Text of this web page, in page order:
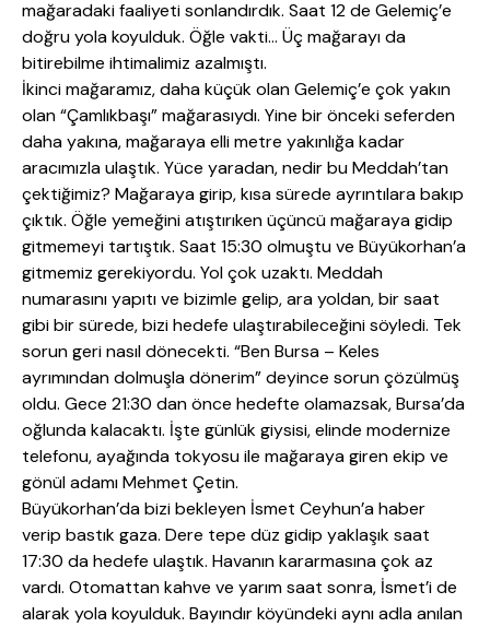
mağaradaki faaliyeti sonlandırdık. Saat 12 de Gelemiç’e
doğru yola koyulduk. Öğle vakti… Üç mağarayı da
bitirebilme ihtimalimiz azalmıştı.
İkinci mağaramız, daha küçük olan Gelemiç’e çok yakın
olan “Çamlıkbaşı” mağarasıydı. Yine bir önceki seferden
daha yakına, mağaraya elli metre yakınlığa kadar
aracımızla ulaştık. Yüce yaradan, nedir bu Meddah’tan
çektiğimiz? Mağaraya girip, kısa sürede ayrıntılara bakıp
çıktık. Öğle yemeğini atıştırıken üçüncü mağaraya gidip
gitmemeyi tartıştık. Saat 15:30 olmuştu ve Büyükorhan’a
gitmemiz gerekiyordu. Yol çok uzaktı. Meddah
numarasını yapıtı ve bizimle gelip, ara yoldan, bir saat
gibi bir sürede, bizi hedefe ulaştırabileceğini söyledi. Tek
sorun geri nasıl dönecekti. “Ben Bursa – Keles
ayrımından dolmuşla dönerim” deyince sorun çözülmüş
oldu. Gece 21:30 dan önce hedefte olamazsak, Bursa’da
oğlunda kalacaktı. İşte günlük giysisi, elinde modernize
telefonu, ayağında tokyosu ile mağaraya giren ekip ve
gönül adamı Mehmet Çetin.
Büyükorhan’da bizi bekleyen İsmet Ceyhun’a haber
verip bastık gaza. Dere tepe düz gidip yaklaşık saat
17:30 da hedefe ulaştık. Havanın kararmasına çok az
vardı. Otomattan kahve ve yarım saat sonra, İsmet’i de
alarak yola koyulduk. Bayındır köyündeki aynı adla anılan